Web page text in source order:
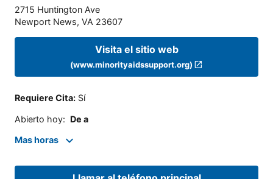
2715 Huntington Ave
Newport News, VA 23607
Visita el sitio web
(www.minorityaidssupport.org)
Requiere Cita: Sí
Abierto hoy: De a
Mas horas